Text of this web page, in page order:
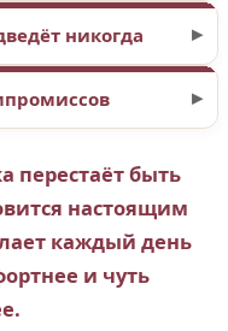
никогда
перестаёт быть
настоящим
каждый день
и чуть